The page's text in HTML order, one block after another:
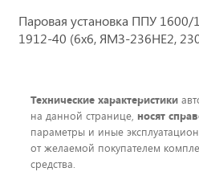
Паровая установка ППУ
1912-40 (6х6, ЯМЗ-236НЕ2,
Технические характеристики
на данной странице, носят
параметры и иные
от желаемой покупателем
средства.